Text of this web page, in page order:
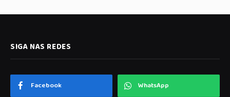
SIGA NAS REDES
Facebook WhatsApp